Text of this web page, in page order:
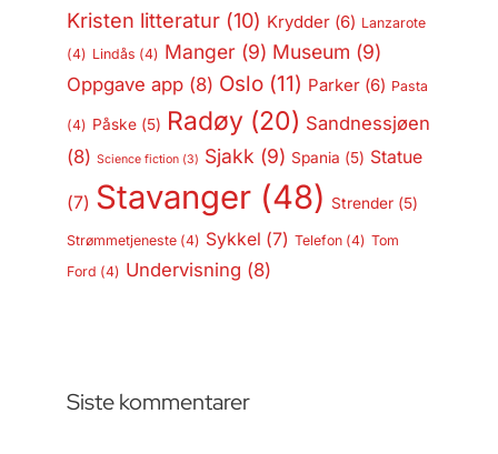
Kristen litteratur(10) Krydder(6) Lanzarote
(4) Lindås (4) Manger(9) Museum (9)
Oppgave app(8) Oslo(11) Parker(6) Pasta
(4) Påske(5) Radøy(20) Sandnessjøen
(8) Science fiction(3) Sjakk (9) Spania (5) Statue
(7) Stavanger(48) Strender(5)
Strømmetjeneste(4) Sykkel (7) Telefon(4) Tom
Ford (4) Undervisning (8)
Siste kommentarer